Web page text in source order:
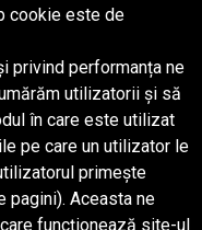
cookie este de
privind performanța ne
utilizatorii și să
în care este utilizat
pe care un utilizator le
primește
pagini). Aceasta ne
funcționează site-ul